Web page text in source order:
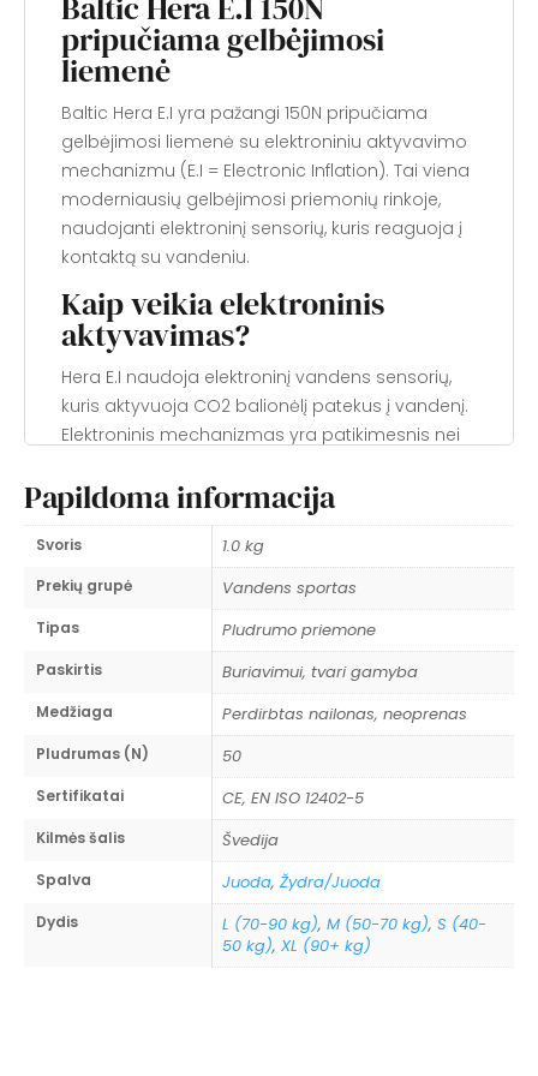
Baltic Hera E.I 150N
pripučiama gelbėjimosi
liemenė
Baltic Hera E.I yra pažangi 150N pripučiama
gelbėjimosi liemenė su elektroniniu aktyvavimo
mechanizmu (E.I = Electronic Inflation). Tai viena
moderniausių gelbėjimosi priemonių rinkoje,
naudojanti elektroninį sensorių, kuris reaguoja į
kontaktą su vandeniu.
Kaip veikia elektroninis
aktyvavimas?
Hera E.I naudoja elektroninį vandens sensorių,
kuris aktyvuoja CO2 balionėlį patekus į vandenį.
Elektroninis mechanizmas yra patikimesnis nei
neveikia drėgmė ar lietaus purslai. Papildomai
liemenę galima aktyvuoti ir rankiniu būdu.
Pagrindinės savybės
150N plūdrumas pagal EN ISO 12402-3
Elektroninis aktyvavimo mechanizmas (E.I)
Greitesnis aktyvavimas nei hidrostatinis
Papildomas rankinis aktyvavimas
Kompaktiškas dizainas, plonas profilis
Atšvaitinės detalės
CE sertifikuota, gaminama Europoje
Priežiūra
Elektroninis mechanizmas veikia su baterija,
kurią rekomenduojama keisti kasmet. Po
Papildoma informacija
Svoris 1.0 kg
Prekių grupė Vandens sportas
Tipas Pludrumo priemone
Paskirtis Buriavimui, tvari gamyba
Medžiaga Perdirbtas nailonas, neoprenas
Pludrumas (N) 50
Sertifikatai CE, EN ISO 12402-5
Kilmės šalis Švedija
Spalva Juoda, Žydra/Juoda
Dydis L (70-90 kg), M (50-70 kg), S (40-
50 kg), XL (90+ kg)